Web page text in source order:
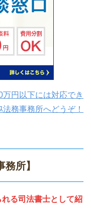
円以下には対応でき
法務事務所へどうぞ！
所】
る司法書士として紹